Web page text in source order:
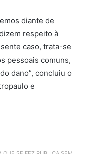
diante de
respeito à
caso, trata-se
pessoais comuns,
dano”, concluiu o
e